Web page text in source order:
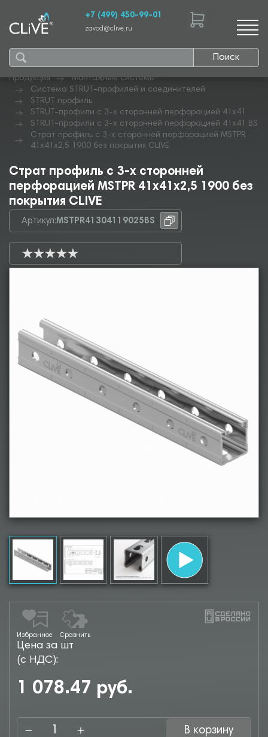
Поиск
+7 (499) 450-99-01
zavod@clive.ru
Продукция
Монтажные системы
Система STRUT-профилей и соединителей
STRUT профиль
STRUT-профили с 3-х сторонней перфорацией 41х41
STRUT-профили с 3-х сторонней перфорацией 41х41 BS
Страт профиль с 3-х сторонней перфорацией MSTPR
41х41х2,5 1900 без покрытия CLIVE
Страт профиль с 3-х сторонней
перфорацией MSTPR 41х41х2,5 1900 без
покрытия CLIVE
Артикул:MSTPR41304119025BS
Избранное Сравнить
Цена за шт
(с НДС):
1 078.47 руб.
В корзину